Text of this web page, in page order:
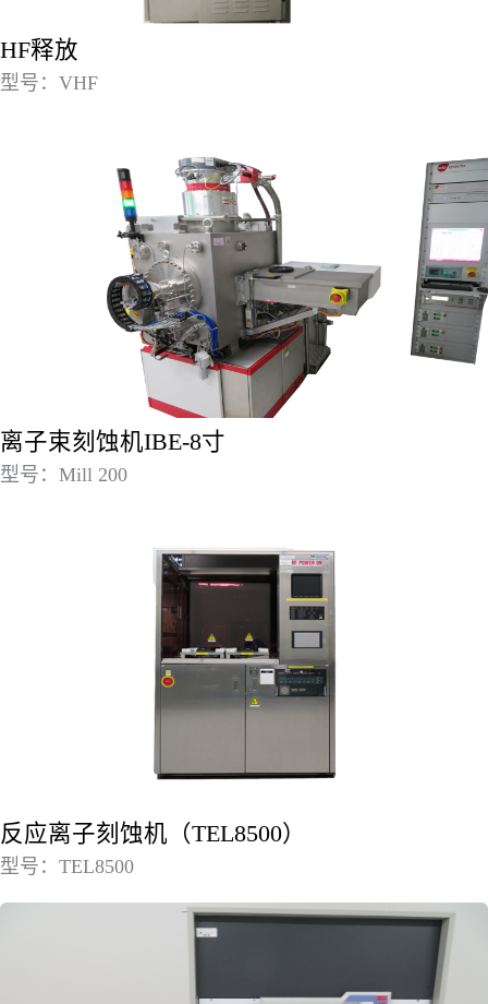
HF释放
型号：VHF
离子束刻蚀机IBE-8寸
型号：Mill 200
反应离子刻蚀机（TEL8500）
型号：TEL8500